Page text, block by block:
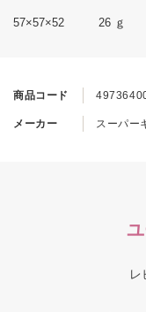
商品コード
メーカー スーパー
57×57×52 26 ｇ
レ